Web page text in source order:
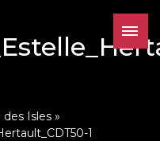
des Isles»
1